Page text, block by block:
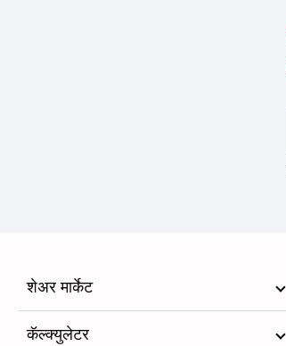
शेअर मार्केट
कॅल्क्युलेटर